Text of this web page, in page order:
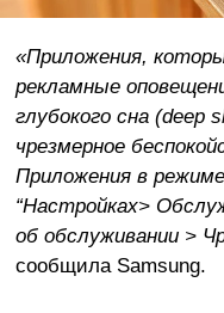
«Приложения,
рекламные
глубокого сна
чрезмерное
Приложения в
“Настройках>
об обслуживании >
сообщила Samsung.